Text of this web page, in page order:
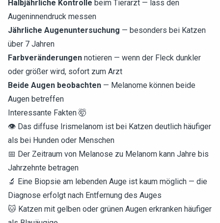
Halbjährliche Kontrolle beim Tierarzt — lass den
Augeninnendruck messen
Jährliche Augenuntersuchung — besonders bei Katzen
über 7 Jahren
Farbveränderungen notieren — wenn der Fleck dunkler
oder größer wird, sofort zum Arzt
Beide Augen beobachten — Melanome können beide
Augen betreffen
Interessante Fakten 🤯
👁️ Das diffuse Irismelanom ist bei Katzen deutlich häufiger
als bei Hunden oder Menschen
📅 Der Zeitraum von Melanose zu Melanom kann Jahre bis
Jahrzehnte betragen
🔬 Eine Biopsie am lebenden Auge ist kaum möglich — die
Diagnose erfolgt nach Entfernung des Auges
🐱 Katzen mit gelben oder grünen Augen erkranken häufiger